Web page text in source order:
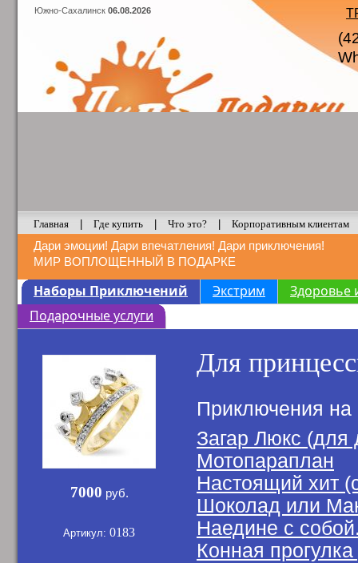
Южно-Сахалинск 06.08.2026
Главная Где купить Что это? Корпоративным клиентам
Дари эмоции! Дари впечатления! Дари приключения!
МИР ВОПЛОЩЕННЫЙ В ПОДАРКЕ
Наборы Приключений Экстрим
Здоровье
Подарочные услуги
7000 руб.
Артикул: 0183
Для
Приключения на
Загар Люкс (для
Мотопараплан
Настоящий хит
Шоколад или
Наедине с
Конная